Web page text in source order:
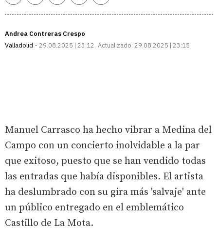
Andrea Contreras Crespo
Valladolid
29.08.2025 | 23:12 Actualizado: 29.08.2025 | 23:15
Manuel Carrasco ha hecho vibrar a Medina del
Campo con un concierto inolvidable a la par
que exitoso, puesto que se han vendido todas
las entradas que había disponibles. El artista
ha deslumbrado con su gira más 'salvaje' ante
un público entregado en el emblemático
Castillo de La Mota.